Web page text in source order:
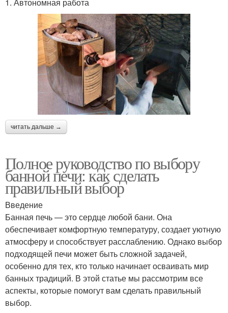
читать дальше →
Полное руководство по выбору
банной печи: как сделать
правильный выбор
Введение
Банная печь — это сердце любой бани. Она
обеспечивает комфортную температуру, создает уютную
атмосферу и способствует расслаблению. Однако выбор
подходящей печи может быть сложной задачей,
особенно для тех, кто только начинает осваивать мир
банных традиций. В этой статье мы рассмотрим все
аспекты, которые помогут вам сделать правильный
выбор.